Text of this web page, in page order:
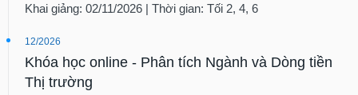
Khai giảng: 02/11/2026 | Thời gian: Tối 2, 4, 6
12/2026
Khóa học online - Phân tích Ngành và Dòng tiền
Thị trường